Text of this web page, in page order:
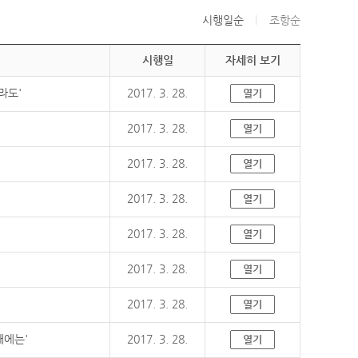
시행일순 조항순
시행일 자세히 보기
도' 2017. 3. 28. 열기
2017. 3. 28. 열기
2017. 3. 28. 열기
2017. 3. 28. 열기
2017. 3. 28. 열기
2017. 3. 28. 열기
2017. 3. 28. 열기
에는' 2017. 3. 28. 열기